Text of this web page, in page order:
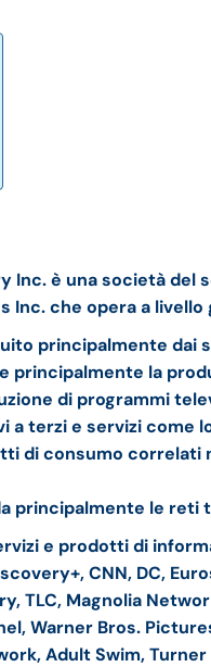
Inc. è una società del
Inc. che opera a
principalmente dai
principalmente la
di programmi
a terzi e servizi come
di consumo correlati
principalmente le reti
e prodotti di
CNN, DC,
TLC, Magnolia
Warner Bros.
Adult Swim,